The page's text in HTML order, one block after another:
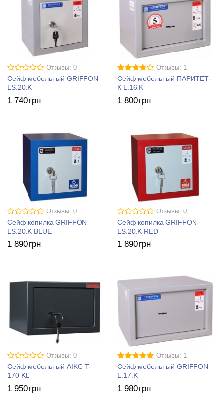
Отзывы: 0
Сейф мебельный GRIFFON
LS.20.K
1 740 грн
Отзывы: 1
Сейф мебельный ПАРИТЕТ-
К L.16.K
1 800 грн
Отзывы: 0
Сейф копилка GRIFFON
LS.20.K BLUE
1 890 грн
Отзывы: 0
Сейф копилка GRIFFON
LS.20.K RED
1 890 грн
Отзывы: 0
Сейф мебельный AIKO T-
170 KL
1 950 грн
Отзывы: 1
Сейф мебельный GRIFFON
L.17.K
1 980 грн